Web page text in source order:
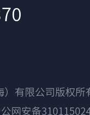
）有限公司版权
网安备